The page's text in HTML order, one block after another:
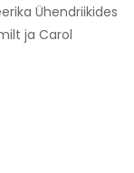
Ühendriikides
ja Carol